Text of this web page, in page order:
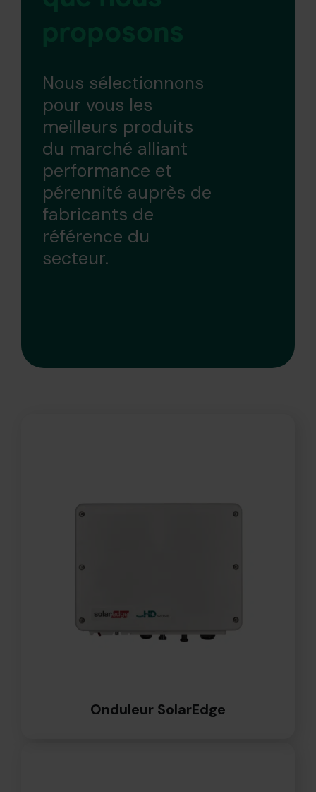
Nous sélectionnons
pour vous les
meilleurs produits
du marché alliant
performance et
pérennité auprès de
fabricants de
référence du
secteur.
Onduleur SolarEdge